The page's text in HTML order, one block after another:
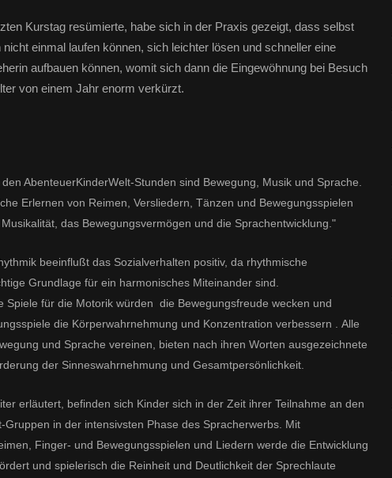
Kurstag resümierte, habe sich in der Praxis gezeigt, dass selbst
nicht einmal laufen können, sich leichter lösen und schneller eine
aufbauen können, womit sich dann die Eingewöhnung bei Besuch
von einem Jahr enorm verkürzt.
AbenteuerKinderWelt-Stunden sind Bewegung, Musik und Sprache.
Erlernen von Reimen, Versliedern, Tänzen und Bewegungsspielen
das Bewegungsvermögen und die Sprachentwicklung."
beeinflußt das Sozialverhalten positiv, da rhythmische
Grundlage für ein harmonisches Miteinander sind.
Spiele für die Motorik würden die Bewegungsfreude wecken und
die Körperwahrnehmung und Konzentration verbessern . Alle
und Sprache vereinen, bieten nach ihren Worten ausgezeichnete
der Sinneswahrnehmung und Gesamtpersönlichkeit.
erläutert, befinden sich Kinder sich in der Zeit ihrer Teilnahme an den
Gruppen in der intensivsten Phase des Spracherwerbs. Mit
Finger- und Bewegungsspielen und Liedern werde die Entwicklung
und spielerisch die Reinheit und Deutlichkeit der Sprechlaute